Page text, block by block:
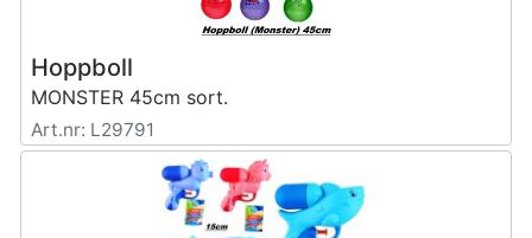
Hoppboll
MONSTER 45cm sort.
Art.nr: L29791